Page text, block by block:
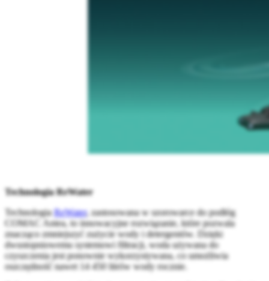
Technologia ReWater
TechnologiaReWater, zastosowana w szorowarce do podłóg
COMAC Antea, to innowacyjne rozwiązanie, które pozwala
znacząco zmniejszyć zużycie wody i detergentów. Dzięki
dwustopniowemu systemowi filtracji, woda używana do
czyszczenia jest ponownie wykorzystywana, co umożliwia
oszczędność nawet 14 450 litrów wody rocznie.